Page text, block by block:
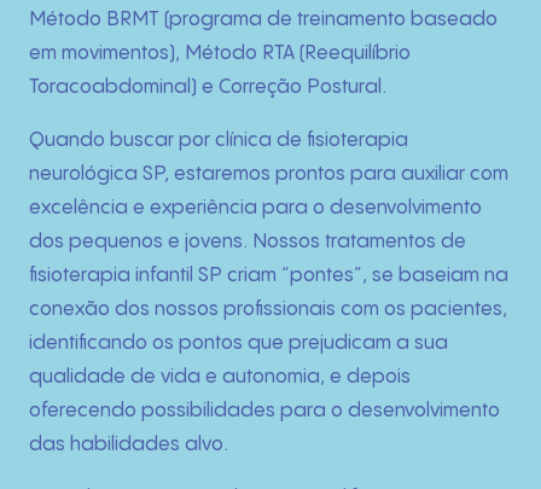
Fotos
Blog
Contato
Método BRMT (programa de treinamento baseado
em movimentos), Método RTA (Reequilíbrio
Toracoabdominal) e Correção Postural.
Quando buscar por clínica de fisioterapia
neurológica SP, estaremos prontos para auxiliar com
excelência e experiência para o desenvolvimento
dos pequenos e jovens. Nossos tratamentos de
fisioterapia infantil SP criam “pontes”, se baseiam na
conexão dos nossos profissionais com os pacientes,
identificando os pontos que prejudicam a sua
qualidade de vida e autonomia, e depois
oferecendo possibilidades para o desenvolvimento
das habilidades alvo.